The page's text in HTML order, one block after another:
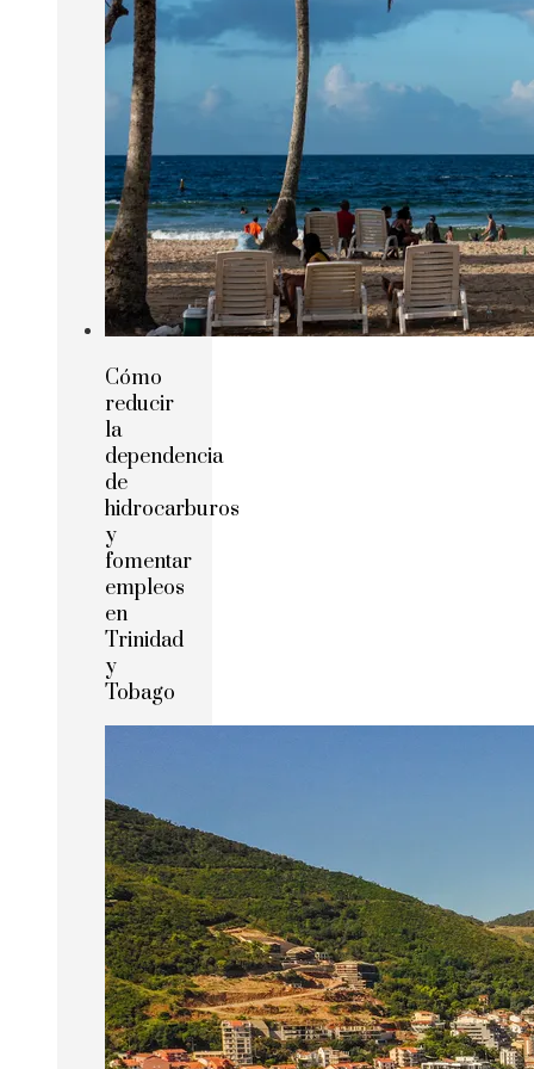
Cómo
reducir
la
dependencia
de
hidrocarburos
y
fomentar
empleos
en
Trinidad
y
Tobago